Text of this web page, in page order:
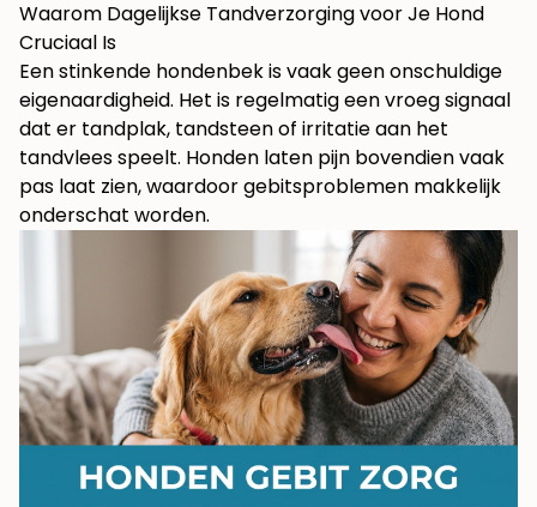
Waarom Dagelijkse Tandverzorging voor Je Hond
Cruciaal Is
Een stinkende hondenbek is vaak geen onschuldige
eigenaardigheid. Het is regelmatig een vroeg signaal
dat er tandplak, tandsteen of irritatie aan het
tandvlees speelt. Honden laten pijn bovendien vaak
pas laat zien, waardoor gebitsproblemen makkelijk
onderschat worden.